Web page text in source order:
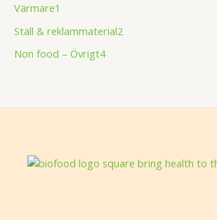
Värmare1
Ställ & reklammaterial2
Non food – Övrigt4